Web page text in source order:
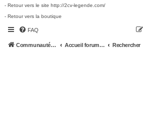
- Retour vers le site http://2cv-legende.com/
- Retour vers la boutique
FAQ
Communauté 2cv-legende.com Accueil forum 2cv-legende.com Rechercher